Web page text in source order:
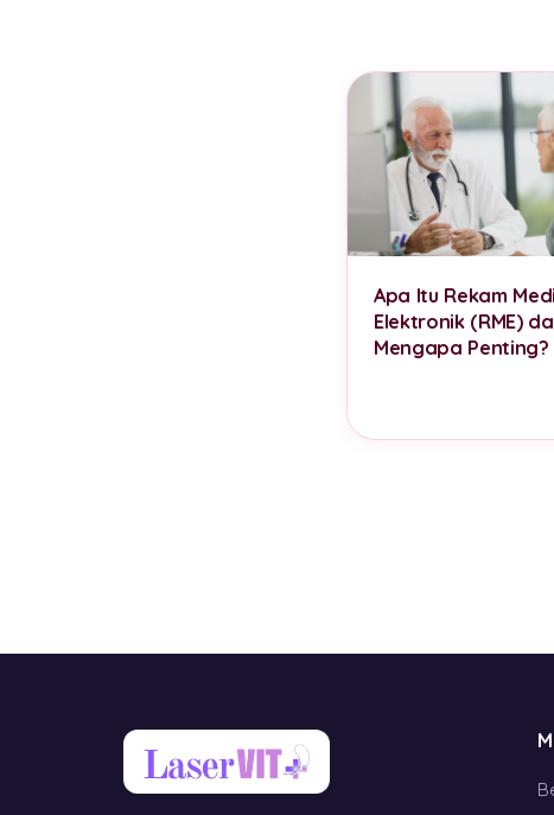
Apa Itu Rekam
Elektronik (RME)
Mengapa Penting?